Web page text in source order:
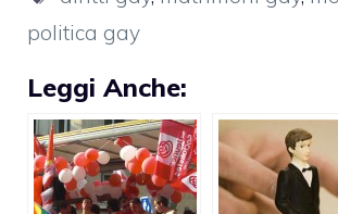
politica gay
Leggi Anche: